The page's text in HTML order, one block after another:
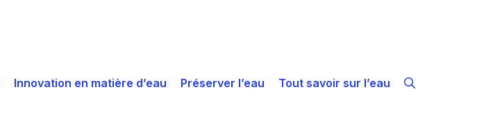
Innovation en matière d’eau Préserver l’eau Tout savoir sur l’eau